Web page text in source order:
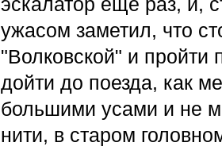
ужасом заметил, что
"Волковской" и
дойти до поезда, как
большими усами и не
нити, в старом